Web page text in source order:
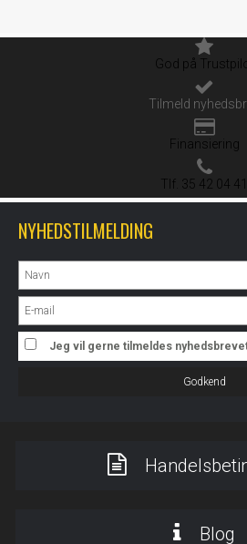
God på
Tilmeld
Finansiering
Tlf. 35 42 04 41
NYHEDSTILMELDING
Jeg vil gerne tilmeldes
Godkend
Blog